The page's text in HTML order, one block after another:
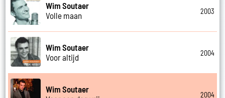
Wim Soutaer
Volle maan
2003
Wim Soutaer
Voor altijd
2004
Wim Soutaer
2004